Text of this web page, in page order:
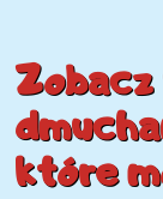
które